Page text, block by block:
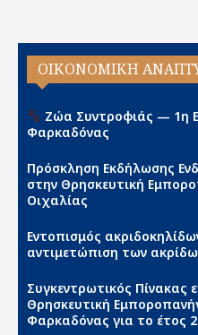
ΟΙΚΟΝΟΜΙΚΗ
Ζώα Συντροφιάς — 1η
Φαρκαδόνας
Πρόσκληση Εκδήλωσης
στην Θρησκευτική
Οιχαλίας
Εντοπισμός
αντιμετώπιση των
Συγκεντρωτικός Πίνακας
Θρησκευτική
Φαρκαδόνας για το έτος